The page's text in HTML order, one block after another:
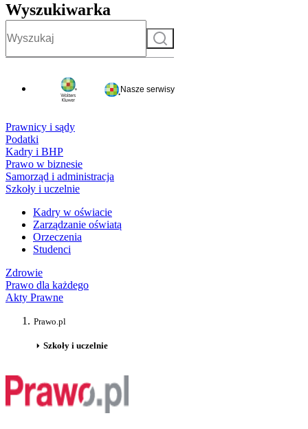
Wyszukiwarka
Szukaj
Nasze serwisy
Prawnicy i sądy
Podatki
Kadry i BHP
Prawo w biznesie
Samorząd i administracja
Szkoły i uczelnie
Kadry w oświacie
Zarządzanie oświatą
Orzeczenia
Studenci
Zdrowie
Prawo dla każdego
Akty Prawne
Prawo.pl
Szkoły i uczelnie